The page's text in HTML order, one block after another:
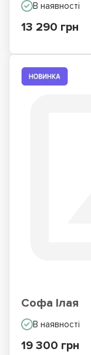
В наявності
13 290 грн
Софа Ілая
В наявності
19 300 грн